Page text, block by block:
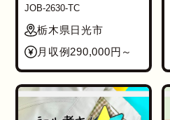
JOB-2630-TC
栃木県日光市
月収例290,000円～